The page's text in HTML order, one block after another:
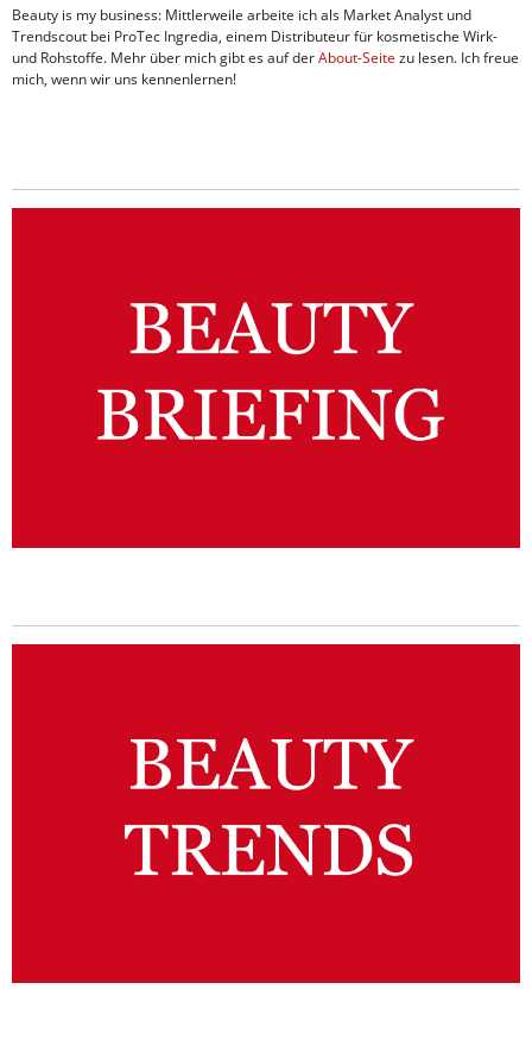
Beauty is my business: Mittlerweile arbeite ich als Market Analyst und
Trendscout bei ProTec Ingredia, einem Distributeur für kosmetische Wirk-
und Rohstoffe. Mehr über mich gibt es auf derAbout-Seite zu lesen. Ich freue
mich, wenn wir uns kennenlernen!